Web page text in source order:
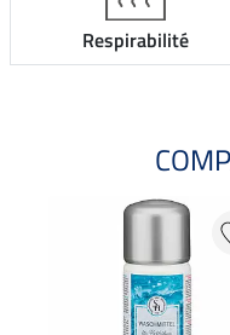
Respirabilité